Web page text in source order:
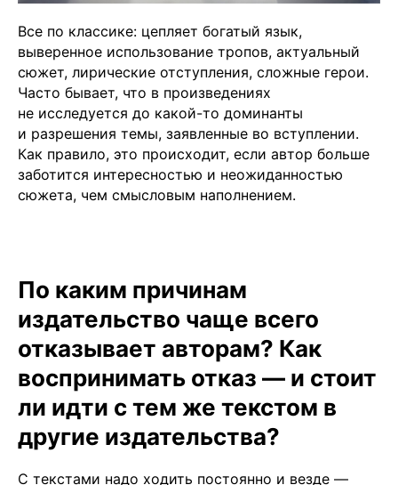
Все по классике: цепляет богатый язык,
выверенное использование тропов, актуальный
сюжет, лирические отступления, сложные герои.
Часто бывает, что в произведениях
не исследуется до какой-то доминанты
и разрешения темы, заявленные во вступлении.
Как правило, это происходит, если автор больше
заботится интересностью и неожиданностью
сюжета, чем смысловым наполнением.
По каким причинам
издательство чаще всего
отказывает авторам? Как
воспринимать отказ — и стоит
ли идти с тем же текстом в
другие издательства?
С текстами надо ходить постоянно и везде —